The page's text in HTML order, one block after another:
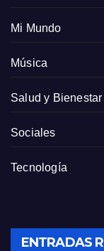
Mi Mundo
Música
Salud y Bienestar
Sociales
Tecnología
ENTRADAS